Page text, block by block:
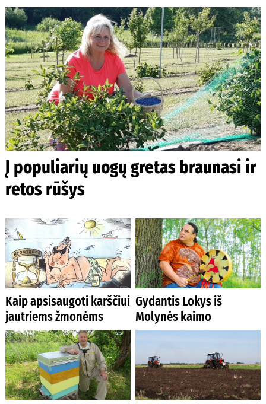
Į populiarių uogų gretas braunasi ir
retos rūšys
Kaip apsisaugoti karščiui
jautriems žmonėms
Gydantis Lokys iš
Molynės kaimo